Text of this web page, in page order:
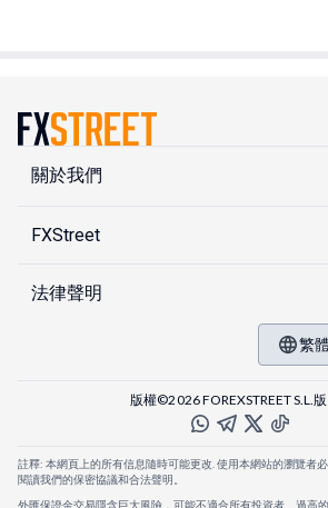
關於我們
FXStreet
法律聲明
繁
版權©2026 FOREXSTREET S.L.
註釋: 本網頁上的所有信息隨時可能更改. 使用本網站的瀏覽者
閱讀我們的保密協議和合法聲明。
外匯保證金交易隱含巨大風險，可能不適合所有投資者。過高